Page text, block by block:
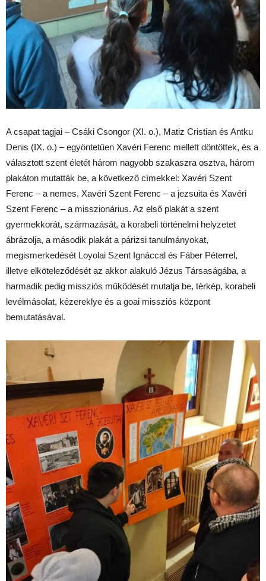
A csapat tagjai – Csáki Csongor (XI. o.), Matiz Cristian és Antku
Denis (IX. o.) – egyöntetűen Xavéri Ferenc mellett döntöttek, és a
választott szent életét három nagyobb szakaszra osztva, három
plakáton mutatták be, a következő címekkel: Xavéri Szent
Ferenc – a nemes, Xavéri Szent Ferenc – a jezsuita és Xavéri
Szent Ferenc – a misszionárius. Az első plakát a szent
gyermekkorát, származását, a korabeli történelmi helyzetet
ábrázolja, a második plakát a párizsi tanulmányokat,
megismerkedését Loyolai Szent Ignáccal és Fáber Péterrel,
illetve elköteleződését az akkor alakuló Jézus Társaságába, a
harmadik pedig missziós működését mutatja be, térkép, korabeli
levélmásolat, kézereklye és a goai missziós központ
bemutatásával.